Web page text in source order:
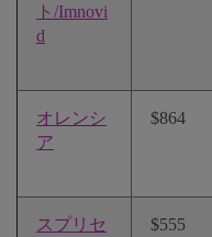
ト/Imnovi
d
オレンシ
ア
$864
スプリセ
$555